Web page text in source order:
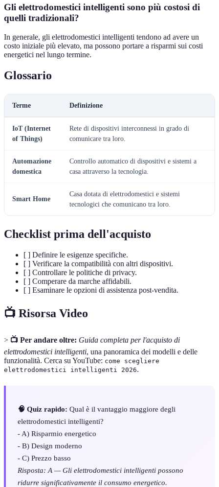
Gli elettrodomestici intelligenti sono più costosi di
quelli tradizionali?
In generale, gli elettrodomestici intelligenti tendono ad avere un
costo iniziale più elevato, ma possono portare a risparmi sui costi
energetici nel lungo termine.
Glossario
Terme Definizione
IoT (Internet
of Things)
Rete di dispositivi interconnessi in grado di
comunicare tra loro.
Automazione
domestica
Controllo automatico di dispositivi e sistemi a
casa attraverso la tecnologia.
Smart Home
Casa dotata di elettrodomestici e sistemi
tecnologici che comunicano tra loro.
Checklist prima dell'acquisto
[ ] Definire le esigenze specifiche.
[ ] Verificare la compatibilità con altri dispositivi.
[ ] Controllare le politiche di privacy.
[ ] Comperare da marche affidabili.
[ ] Esaminare le opzioni di assistenza post-vendita.
📺 Risorsa Video
> 📺 Per andare oltre: Guida completa per l'acquisto di
elettrodomestici intelligenti, una panoramica dei modelli e delle
funzionalità. Cerca su YouTube: come scegliere
elettrodomestici intelligenti 2026.
🧠 Quiz rapido: Qual è il vantaggio maggiore degli
elettrodomestici intelligenti?
- A) Risparmio energetico
- B) Design moderno
- C) Prezzo basso
Risposta: A — Gli elettrodomestici intelligenti possono
ridurre significativamente il consumo energetico.